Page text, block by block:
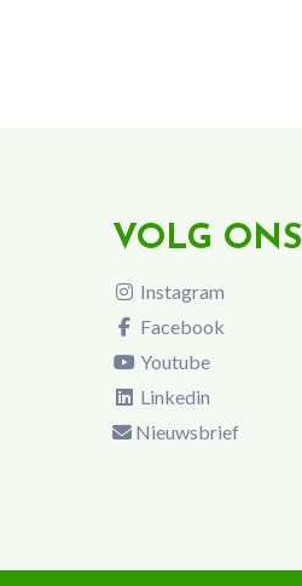
VOLG ONS
Instagram
Facebook
Youtube
Linkedin
Nieuwsbrief